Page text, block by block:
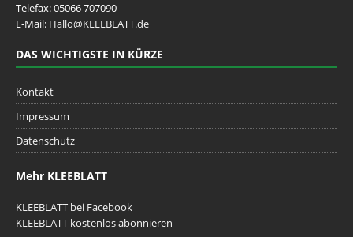
Telefax: 05066 707090
E-Mail: Hallo@KLEEBLATT.de
DAS WICHTIGSTE IN KÜRZE
Kontakt
Impressum
Datenschutz
Mehr KLEEBLATT
KLEEBLATT bei Facebook
KLEEBLATT kostenlos abonnieren